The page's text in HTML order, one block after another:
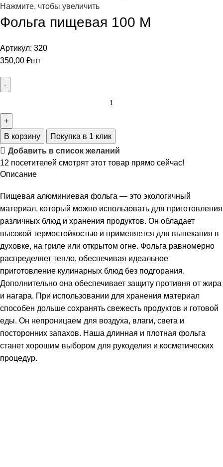
Нажмите, чтобы увеличить
Фольга пищевая 100 М
Артикул: 320
350,00 ₽шт
В корзину
Покупка в 1 клик
Добавить в список желаний
12 посетителей смотрят этот товар прямо сейчас!
Описание
Пищевая алюминиевая фольга — это экологичный
материал, который можно использовать для приготовления
различных блюд и хранения продуктов. Он обладает
высокой термостойкостью и применяется для выпекания в
духовке, на гриле или открытом огне. Фольга равномерно
распределяет тепло, обеспечивая идеальное
приготовление кулинарных блюд без подгорания.
Дополнительно она обеспечивает защиту противня от жира
и нагара. При использовании для хранения материал
способен дольше сохранять свежесть продуктов и готовой
еды. Он непроницаем для воздуха, влаги, света и
посторонних запахов. Наша длинная и плотная фольга
станет хорошим выбором для рукоделия и косметических
процедур.